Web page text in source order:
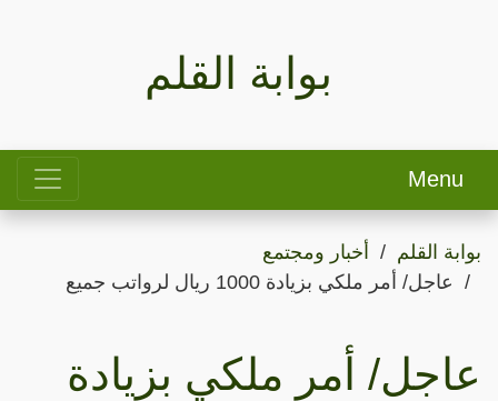
بوابة القلم
Menu
بوابة القلم
أخبار ومجتمع
عاجل/ أمر ملكي بزيادة 1000 ريال لرواتب جميع
عاجل/ أمر ملكي بزيادة